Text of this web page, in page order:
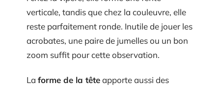
verticale, tandis que chez la couleuvre, elle
reste parfaitement ronde. Inutile de jouer les
acrobates, une paire de jumelles ou un bon
zoom suffit pour cette observation.
La forme de la têteapporte aussi des